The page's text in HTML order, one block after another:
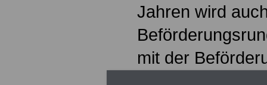
Jahren wird
mit der